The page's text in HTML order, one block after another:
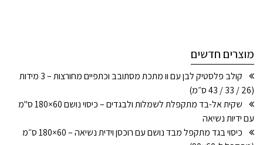
מוצרים חדשים
קולב פלסטיק לבן עם וו מתכת מסתובב וכתפיים מחורצות – 3 מידות
(26 / 33 / 43 ס״מ)
שקית אל-בד מתקפלת לשמלות ולבגדים – כיסוי נושם 60×180 ס"מ
עם ידיות נשיאה
כיסוי בגד מתקפל מבד נושם עם רוכסן וידית נשיאה – 60×180 ס״מ